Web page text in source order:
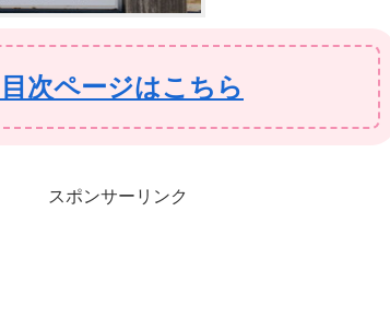
次ページはこちら
スポンサーリンク